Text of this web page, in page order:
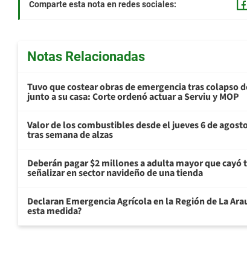
Comparte esta nota en redes sociales:
Notas Relacionadas
Tuvo que costear obras de emergencia tras colapso
junto a su casa: Corte ordenó actuar a Serviu y MOP
Valor de los combustibles desde el jueves 6 de
tras semana de alzas
Deberán pagar $2 millones a adulta mayor que
señalizar en sector navideño de una tienda
Declaran Emergencia Agrícola en la Región de La
esta medida?